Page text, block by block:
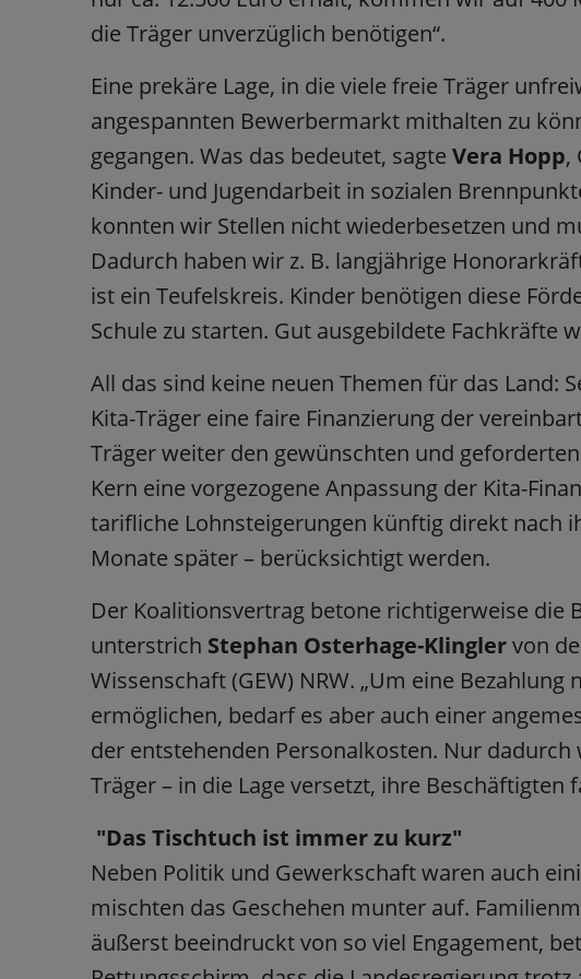
die Träger unverzüglich benötigen“.
Eine prekäre Lage, in die viele freie Träger
angespannten Bewerbermarkt mithalten zu
gegangen. Was das bedeutet, sagte Vera Hopp,
Kinder- und Jugendarbeit in sozialen
konnten wir Stellen nicht wiederbesetzen und
Dadurch haben wir z. B. langjährige
ist ein Teufelskreis. Kinder benötigen diese
Schule zu starten. Gut ausgebildete Fachkräfte
All das sind keine neuen Themen für das Land:
Kita-Träger eine faire Finanzierung der
Träger weiter den gewünschten und
Kern eine vorgezogene Anpassung der Kita-
tarifliche Lohnsteigerungen künftig direkt nach
Monate später – berücksichtigt werden.
Der Koalitionsvertrag betone richtigerweise die
unterstrich Stephan Osterhage-Klinglervon
Wissenschaft (GEW) NRW. „Um eine
ermöglichen, bedarf es aber auch einer
der entstehenden Personalkosten. Nur
Träger – in die Lage versetzt, ihre Beschäftigten
"Das Tischtuch ist immer zu kurz"
Neben Politik und Gewerkschaft waren auch
mischten das Geschehen munter auf.
äußerst beeindruckt von so viel Engagement,